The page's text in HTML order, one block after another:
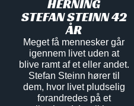
HERNING
STEFAN STEINN 42
ÅR
Meget få mennesker går
igennem livet uden at
blive ramt af et eller andet.
Stefan Steinn hører til
dem, hvor livet pludselig
forandredes på et